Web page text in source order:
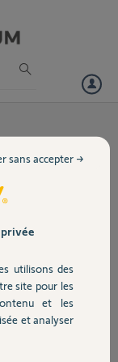
mais après
l'appareil
pouvait en
utilisons des
site pour les
et les
et analyser
sans accepter →